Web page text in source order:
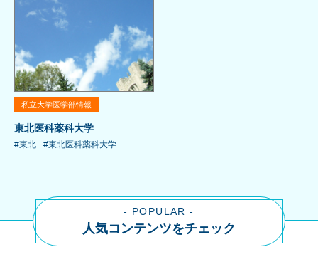
私立大学医学部情報
東北医科薬科大学
#東北 #東北医科薬科大学
- POPULAR -
人気コンテンツをチェック